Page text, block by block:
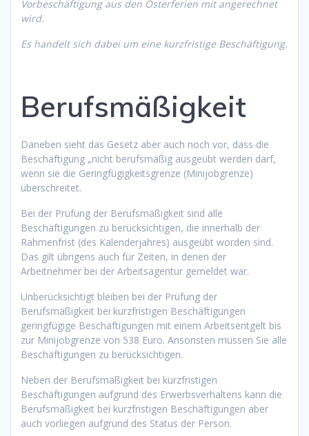
Vorbeschäftigung aus den Osterferien mit angerechnet
wird.
Es handelt sich dabei um eine kurzfristige Beschäftigung.
Berufsmäßigkeit
Daneben sieht das Gesetz aber auch noch vor, dass die
Beschäftigung „nicht berufsmäßig ausgeübt werden darf,
wenn sie die Geringfügigkeitsgrenze (Minijobgrenze)
überschreitet.
Bei der Prüfung der Berufsmäßigkeit sind alle
Beschäftigungen zu berücksichtigen, die innerhalb der
Rahmenfrist (des Kalenderjahres) ausgeübt worden sind.
Das gilt übrigens auch für Zeiten, in denen der
Arbeitnehmer bei der Arbeitsagentur gemeldet war.
Unberücksichtigt bleiben bei der Prüfung der
Berufsmäßigkeit bei kurzfristigen Beschäftigungen
geringfügige Beschäftigungen mit einem Arbeitsentgelt bis
zur Minijobgrenze von 538 Euro. Ansonsten müssen Sie alle
Beschäftigungen zu berücksichtigen.
Neben der Berufsmäßigkeit bei kurzfristigen
Beschäftigungen aufgrund des Erwerbsverhaltens kann die
Berufsmäßigkeit bei kurzfristigen Beschäftigungen aber
auch vorliegen aufgrund des Status der Person.